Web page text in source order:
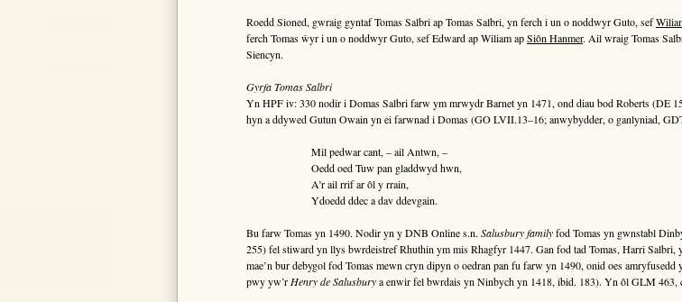
Roedd Sioned, gwraig gyntaf Tomas Salbri ap Tomas Salbri, yn ferch i un o noddwyr Guto, sef
ferch Tomas ŵyr i un o noddwyr Guto, sef Edward ap Wiliam apSiôn Hanmer. Ail wraig Tomas
Siencyn.
Gyrfa Tomas Salbri
Yn HPF iv: 330 nodir i Domas Salbri farw ym mrwydr Barnet yn 1471, ond diau bod Roberts (DE
hyn a ddywed Gutun Owain yn ei farwnad i Domas (GO LVII.13–16; anwybydder, o ganlyniad,
Mil pedwar cant, – ail Antwn, –
Oedd oed Tuw pan gladdwyd hwn,
A’r ail rrif ar ôl y rrain,
Ydoedd ddec a dav ddevgain.
Bu farw Tomas yn 1490. Nodir yn y DNB Online s.n. Salusbury familyfod Tomas yn gwnstabl
255) fel stiward yn llys bwrdeistref Rhuthin ym mis Rhagfyr 1447. Gan fod tad Tomas, Harri Salbri,
mae’n bur debygol fod Tomas mewn cryn dipyn o oedran pan fu farw yn 1490, onid oes
pwy yw’r Henry de Salusburya enwir fel bwrdais yn Ninbych yn 1418, ibid. 183). Yn ôl GLM